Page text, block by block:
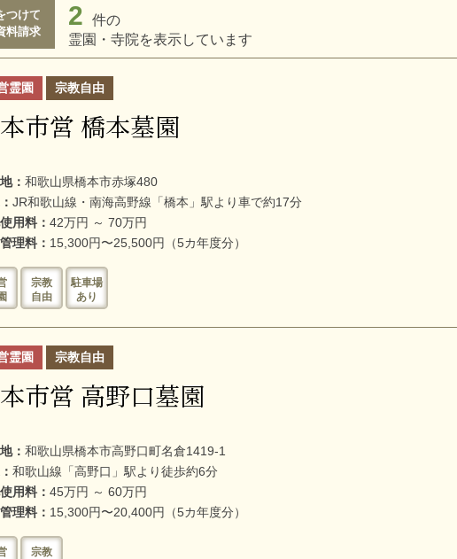
2
件の
霊園・寺院を表示しています
つけて
料請求
霊園 宗教自由
市営 橋本墓園
： 和歌山県橋本市赤塚480
JR和歌山線・南海高野線「橋本」駅より車で約17分
用料： 42万円 ～ 70万円
理料： 15,300円〜25,500円（5カ年度分）
宗教
自由
駐車場
あり
霊園 宗教自由
市営 高野口墓園
： 和歌山県橋本市高野口町名倉1419-1
和歌山線「高野口」駅より徒歩約6分
用料： 45万円 ～ 60万円
理料： 15,300円〜20,400円（5カ年度分）
宗教